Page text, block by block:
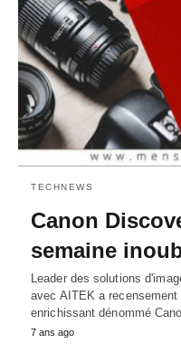
TECHNEWS
Canon
semaine
Leader des solutions
avec AITEK a
enrichissant dénommé
7 ans ago